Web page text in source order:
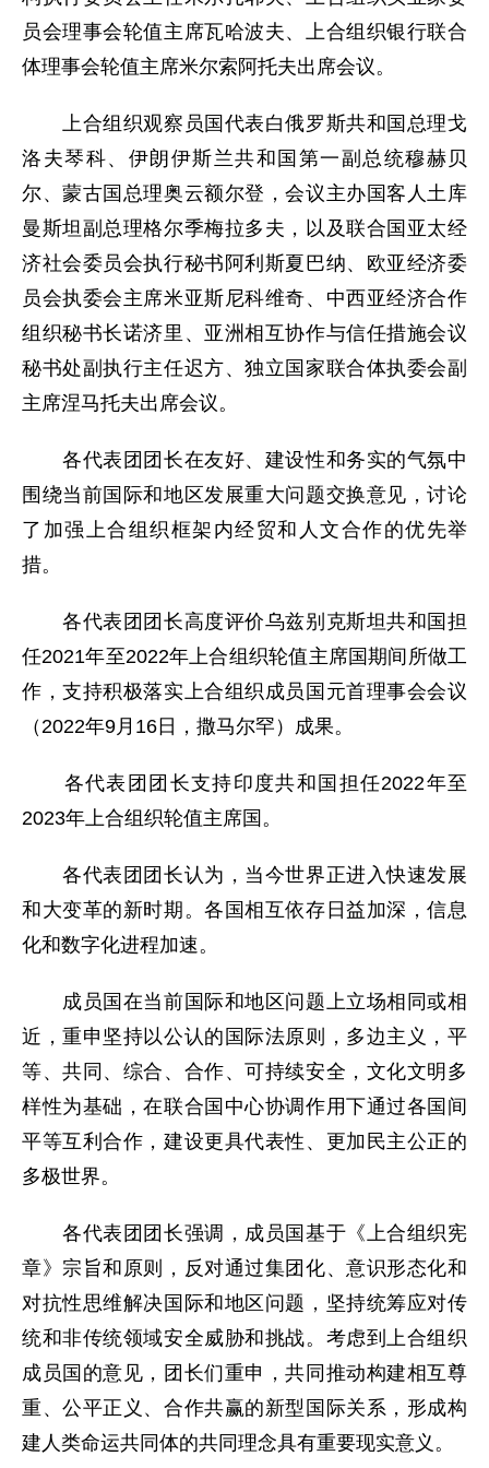
员会理事会轮值主席瓦哈波夫、上合组织银行联合
体理事会轮值主席米尔索阿托夫出席会议。
上合组织观察员国代表白俄罗斯共和国总理戈
洛夫琴科、伊朗伊斯兰共和国第一副总统穆赫贝
尔、蒙古国总理奥云额尔登，会议主办国客人土库
曼斯坦副总理格尔季梅拉多夫，以及联合国亚太经
济社会委员会执行秘书阿利斯夏巴纳、欧亚经济委
员会执委会主席米亚斯尼科维奇、中西亚经济合作
组织秘书长诺济里、亚洲相互协作与信任措施会议
秘书处副执行主任迟方、独立国家联合体执委会副
主席涅马托夫出席会议。
各代表团团长在友好、建设性和务实的气氛中
围绕当前国际和地区发展重大问题交换意见，讨论
了加强上合组织框架内经贸和人文合作的优先举
措。
各代表团团长高度评价乌兹别克斯坦共和国担
任2021年至2022年上合组织轮值主席国期间所做工
作，支持积极落实上合组织成员国元首理事会会议
（2022年9月16日，撒马尔罕）成果。
各代表团团长支持印度共和国担任2022年至
2023年上合组织轮值主席国。
各代表团团长认为，当今世界正进入快速发展
和大变革的新时期。各国相互依存日益加深，信息
化和数字化进程加速。
成员国在当前国际和地区问题上立场相同或相
近，重申坚持以公认的国际法原则，多边主义，平
等、共同、综合、合作、可持续安全，文化文明多
样性为基础，在联合国中心协调作用下通过各国间
平等互利合作，建设更具代表性、更加民主公正的
多极世界。
各代表团团长强调，成员国基于《上合组织宪
章》宗旨和原则，反对通过集团化、意识形态化和
对抗性思维解决国际和地区问题，坚持统筹应对传
统和非传统领域安全威胁和挑战。考虑到上合组织
成员国的意见，团长们重申，共同推动构建相互尊
重、公平正义、合作共赢的新型国际关系，形成构
建人类命运共同体的共同理念具有重要现实意义。